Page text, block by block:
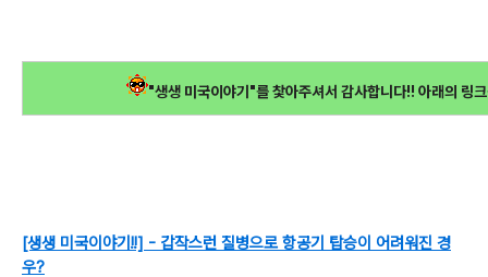
"생생 미국이야기"를 찿아주셔서 감사합니다!! 아래의 링
[생생 미국이야기!!] - 갑작스런 질병으로 항공기 탑승이 어려워진 경
우?